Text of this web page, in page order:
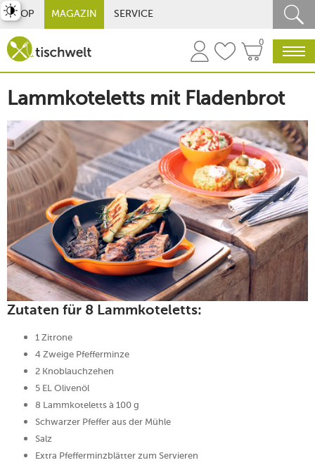
SHOP MAGAZIN SERVICE
0
Lammkoteletts mit Fladenbrot
Zutaten für 8 Lammkoteletts:
1 Zitrone
4 Zweige Pfefferminze
2 Knoblauchzehen
5 EL Olivenöl
8 Lammkoteletts à 100 g
Schwarzer Pfeffer aus der Mühle
Salz
Extra Pfefferminzblätter zum Servieren
umschalten